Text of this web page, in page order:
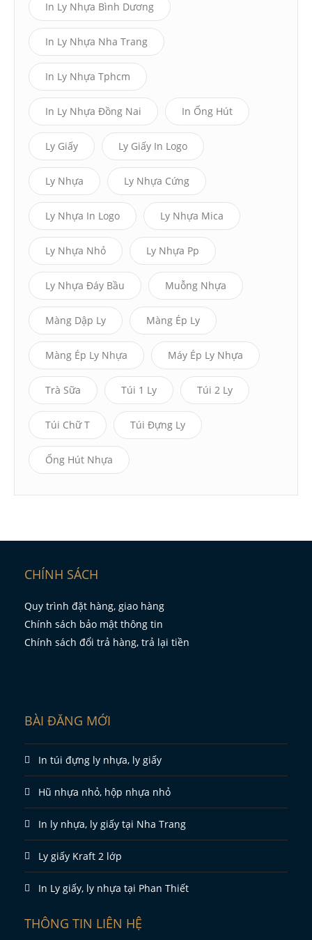
In Ly Nhựa Bình Dương
In Ly Nhựa Nha Trang
In Ly Nhựa Tphcm
In Ly Nhựa Đồng Nai In Ống Hút
Ly Giấy Ly Giấy In Logo
Ly Nhựa Ly Nhựa Cứng
Ly Nhựa In Logo Ly Nhựa Mica
Ly Nhựa Nhỏ Ly Nhựa Pp
Ly Nhựa Đáy Bầu Muỗng Nhựa
Màng Dập Ly Màng Ép Ly
Màng Ép Ly Nhựa Máy Ép Ly Nhựa
Trà Sữa Túi 1 Ly Túi 2 Ly
Túi Chữ T Túi Đựng Ly
Ống Hút Nhựa
CHÍNH SÁCH
Quy trình đặt hàng, giao hàng
Chính sách bảo mật thông tin
Chính sách đổi trả hàng, trả lại tiền
BÀI ĐĂNG MỚI
In túi đựng ly nhựa, ly giấy
Hũ nhựa nhỏ, hộp nhựa nhỏ
In ly nhựa, ly giấy tại Nha Trang
Ly giấy Kraft 2 lớp
In Ly giấy, ly nhựa tại Phan Thiết
THÔNG TIN LIÊN HỆ